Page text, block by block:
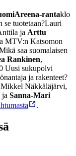
rantaklo
se tuotetaan?Lauri
ja Arttu
MTV:n Katsomon
saa suomalaisen
Rankinen,
Uusi sukupolvi
ja rakenteet?
Näkkäläjärvi,
ja Sanna-Mari
.